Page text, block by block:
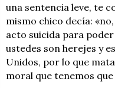
una sentencia leve, te
mismo chico decía:
acto suicida para
ustedes son herejes y
Unidos, por lo que
moral que tenemos